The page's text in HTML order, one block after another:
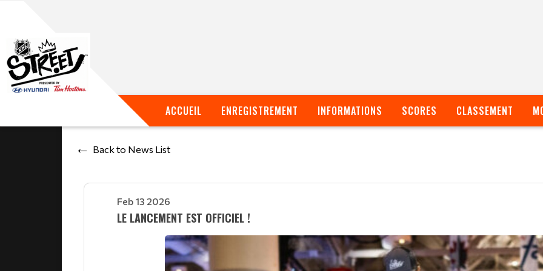
ACCUEIL ENREGISTREMENT INFORMATIONS SCORES CLASSEMENT
Back to News List
Feb 13 2026
LE LANCEMENT EST OFFICIEL !